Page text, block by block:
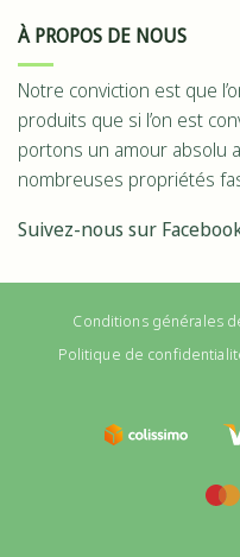
À PROPOS DE NOUS
Notre conviction est que
produits que si l’on est
portons un amour absolu
nombreuses propriétés
Suivez-nous sur
Conditions générales
Politique de